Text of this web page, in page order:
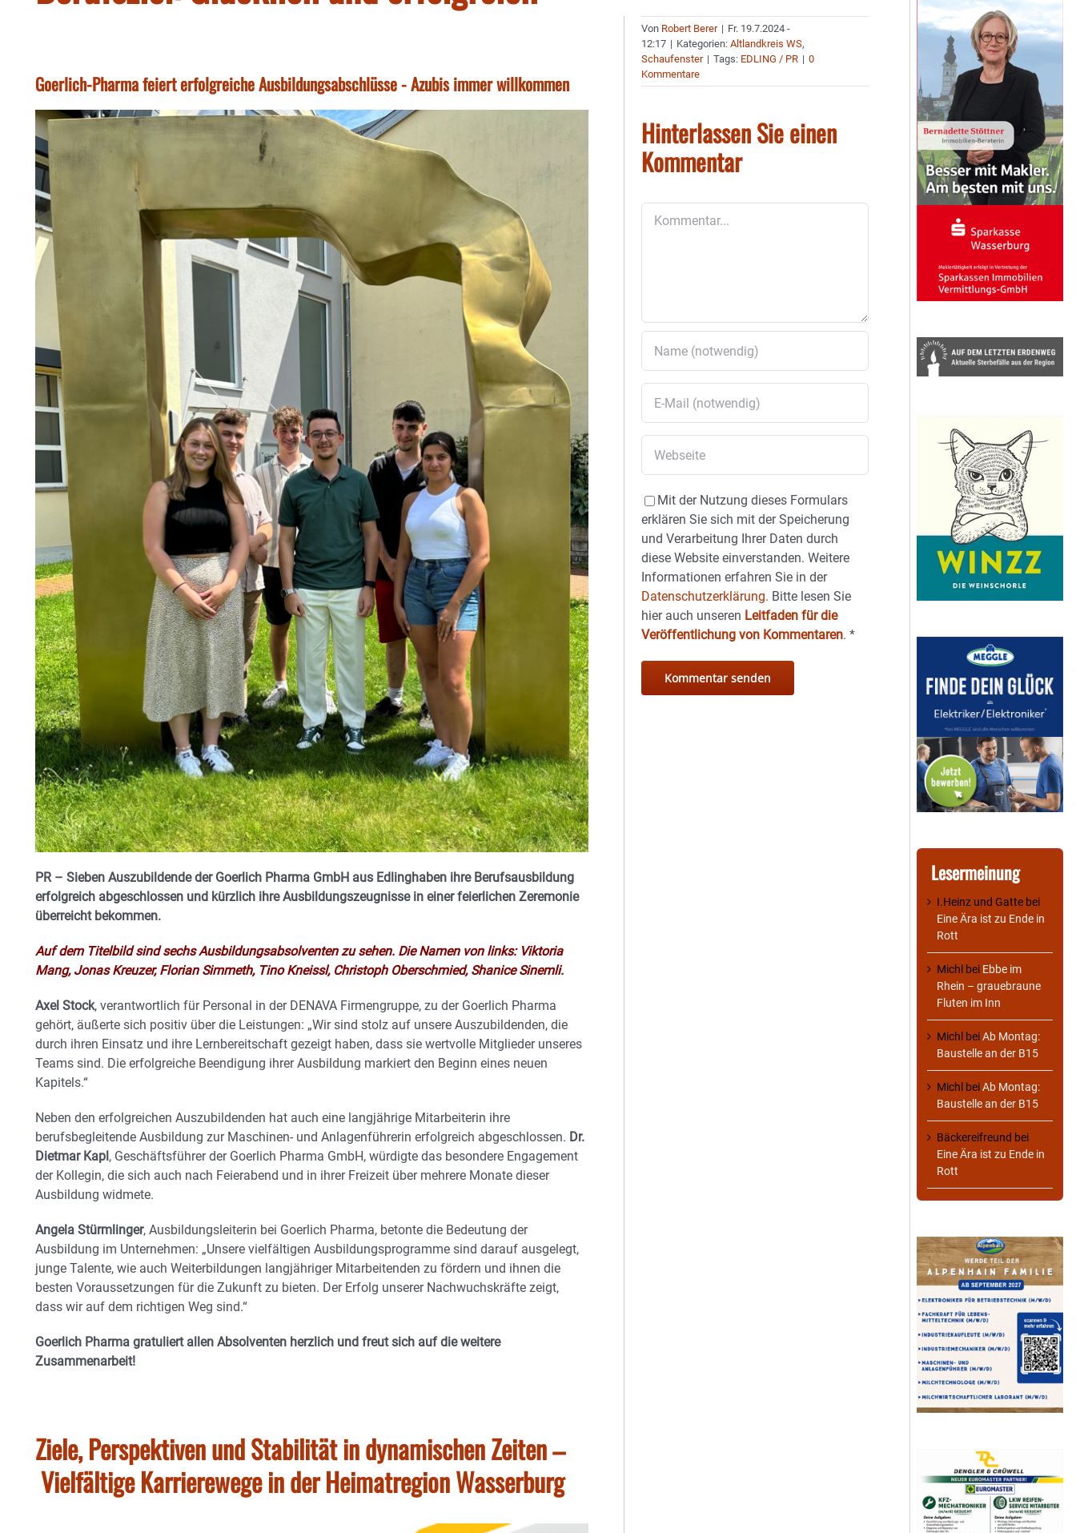
Goerlich-Pharma feiert erfolgreiche Ausbildungsabschlüsse - Azubis immer willkommen
PR – Sieben Auszubildende der Goerlich Pharma GmbH aus Edlinghaben ihre Berufsausbildung
erfolgreich abgeschlossen und kürzlich ihre Ausbildungszeugnisse in einer feierlichen Zeremonie
überreicht bekommen.
Auf dem Titelbildsind sechs Ausbildungsabsolventen zu sehen. Die Namen von links: Viktoria
Mang, Jonas Kreuzer, Florian Simmeth, Tino Kneissl, Christoph Oberschmied, Shanice Sinemli.
Axel Stock, verantwortlich für Personal in der DENAVA Firmengruppe, zu der Goerlich Pharma
gehört, äußerte sich positiv über die Leistungen: „Wir sind stolz auf unsere Auszubildenden, die
durch ihren Einsatz und ihre Lernbereitschaft gezeigt haben, dass sie wertvolle Mitglieder unseres
Teams sind. Die erfolgreiche Beendigung ihrer Ausbildung markiert den Beginn eines neuen
Kapitels.“
Neben den erfolgreichen Auszubildenden hat auch eine langjährige Mitarbeiterin ihre
berufsbegleitende Ausbildung zur Maschinen- und Anlagenführerin erfolgreich abgeschlossen. Dr.
Dietmar Kapl , Geschäftsführer der Goerlich Pharma GmbH, würdigte das besondere Engagement
der Kollegin, die sich auch nach Feierabend und in ihrer Freizeit über mehrere Monate dieser
Ausbildung widmete.
Angela Stürmlinger, Ausbildungsleiterin bei Goerlich Pharma, betonte die Bedeutung der
Ausbildung im Unternehmen: „Unsere vielfältigen Ausbildungsprogramme sind darauf ausgelegt,
junge Talente, wie auch Weiterbildungen langjähriger Mitarbeitenden zu fördern und ihnen die
besten Voraussetzungen für die Zukunft zu bieten. Der Erfolg unserer Nachwuchskräfte zeigt,
dass wir auf dem richtigen Weg sind.“
Goerlich Pharma gratuliert allen Absolventen herzlich und freut sich auf die weitere
Zusammenarbeit!
Ziele, Perspektiven und Stabilität in dynamischen Zeiten –
Vielfältige Karrierewege in der Heimatregion Wasserburg
Von Robert Berer | Fr. 19.7.2024 -
12:17 | Kategorien:Altlandkreis WS,
Schaufenster | Tags: EDLING / PR | 0
Kommentare
Hinterlassen Sie einen
Kommentar
Mit der Nutzung dieses Formulars
erklären Sie sich mit der Speicherung
und Verarbeitung Ihrer Daten durch
diese Website einverstanden. Weitere
Informationen erfahren Sie in der
Datenschutzerklärung. Bitte lesen Sie
hier auch unseren Leitfaden für die
Veröffentlichung von Kommentaren.*
Lesermeinung
I.Heinz und Gatte bei
Eine Ära ist zu Ende in
Rott
Michl bei Ebbe im
Rhein – grauebraune
Fluten im Inn
Michl beiAb Montag:
Baustelle an der B15
Michl beiAb Montag:
Baustelle an der B15
Bäckereifreund bei
Eine Ära ist zu Ende in
Rott